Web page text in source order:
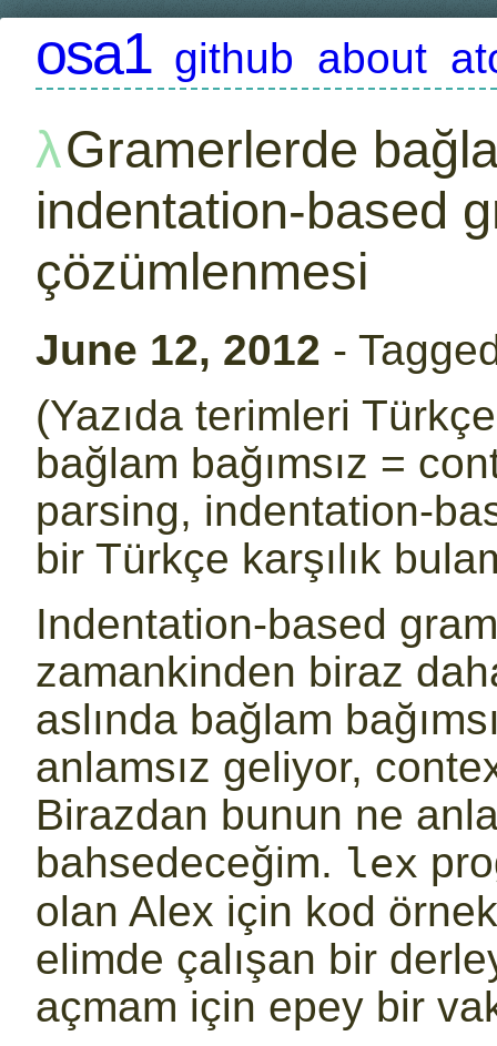
osa1 github about
Gramerlerde
indentation-based
çözümlenmesi
June 12, 2012 -
(Yazıda terimleri
bağlam bağımsız =
parsing, indentation-
bir Türkçe karşılık
Indentation-based
zamankinden biraz
aslında bağlam
anlamsız geliyor,
Birazdan bunun ne
bahsedeceğim. lex
olan Alex için kod
elimde çalışan bir
açmam için epey bir